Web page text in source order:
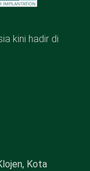
kini hadir di
Kota